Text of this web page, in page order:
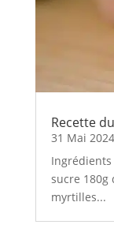
Recette
31 Mai 2024
sucre 180g
myrtilles...